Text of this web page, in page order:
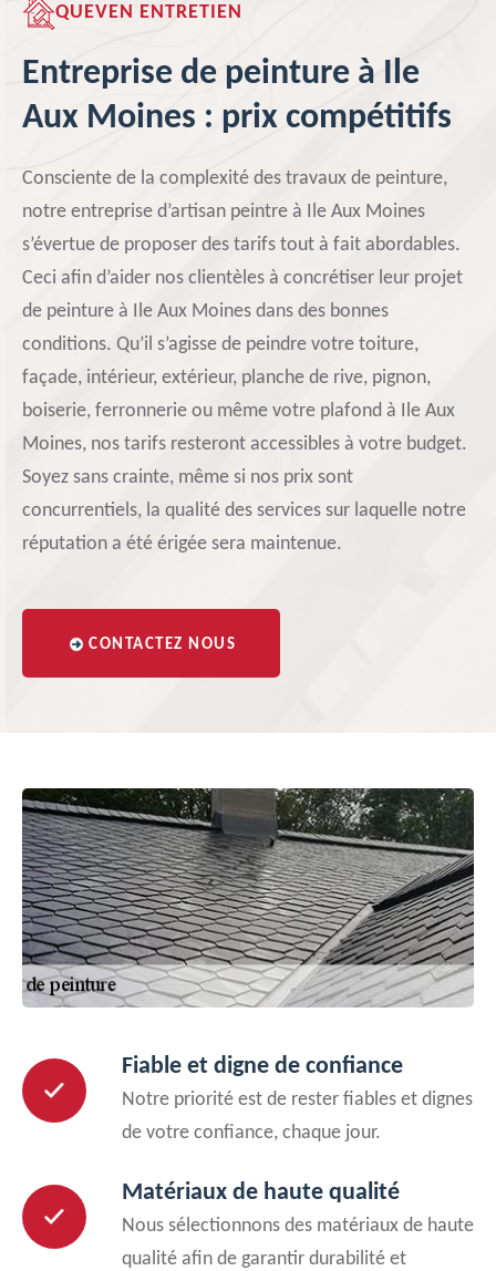
QUEVEN ENTRETIEN
Entreprise de peinture à Ile
Aux Moines : prix compétitifs
Consciente de la complexité des travaux de peinture,
notre entreprise d’artisan peintre à Ile Aux Moines
s’évertue de proposer des tarifs tout à fait abordables.
Ceci afin d’aider nos clientèles à concrétiser leur projet
de peinture à Ile Aux Moines dans des bonnes
conditions. Qu’il s’agisse de peindre votre toiture,
façade, intérieur, extérieur, planche de rive, pignon,
boiserie, ferronnerie ou même votre plafond à Ile Aux
Moines, nos tarifs resteront accessibles à votre budget.
Soyez sans crainte, même si nos prix sont
concurrentiels, la qualité des services sur laquelle notre
réputation a été érigée sera maintenue.
CONTACTEZ NOUS
Fiable et digne de confiance
Notre priorité est de rester fiables et dignes
de votre confiance, chaque jour.
Matériaux de haute qualité
Nous sélectionnons des matériaux de haute
qualité afin de garantir durabilité et